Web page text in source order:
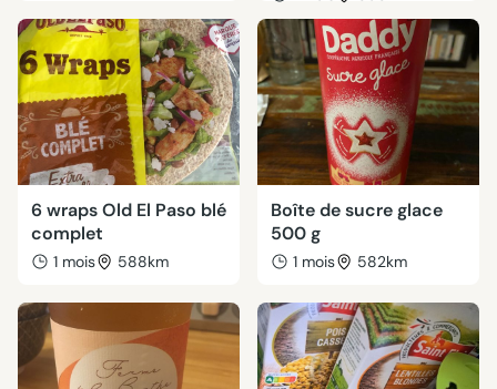
6 wraps Old El Paso blé
complet
1 mois 588km
Boîte de sucre glace
500 g
1 mois 582km